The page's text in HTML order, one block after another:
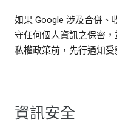
如果 Google 涉及合併、
守任何個人資訊之保密
私權政策前，先行通知受
資訊安全